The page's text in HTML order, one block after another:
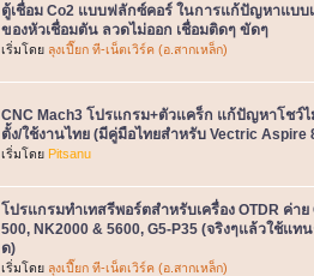
ตู้เชื่อม Co2 แบบฟลักซ์คอร์ ในการแก้ปัญหาแบบ
ของหัวเชื่อมตัน ลวดไม่ออก เชื่อมติดๆ ขัดๆ
เริ่มโดย ลุงเปี๊ยก ที-เน็ตเวิร์ค (อ.สากเหล็ก)
CNC Mach3 โปรแกรม+ตัวแคร็ก แก้ปัญหาโชว์
ตั้ง/ใช้งานไทย (มีคู่มือไทยสำหรับ Vectric Aspire
เริ่มโดย Pitsanu
โปรแกรมทำเทสรีพอร์ตสำหรับเครื่อง OTDR ค่า
500, NK2000 & 5600, G5-P35 (จริงๆแล้วใช้แ
ด)
เริ่มโดย ลุงเปี๊ยก ที-เน็ตเวิร์ค (อ.สากเหล็ก)